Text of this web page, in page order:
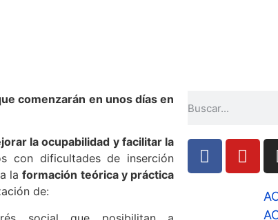
comenzarán en unos días en
la ocupabilidad y facilitar la
con dificultades de inserción
laformación teórica y práctica
de: